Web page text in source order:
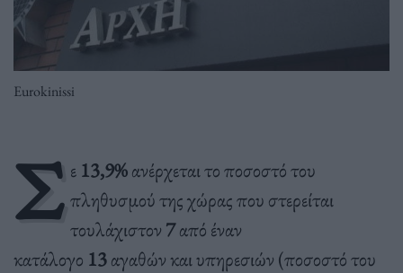
Eurokinissi
Σ ε 13,9%ανέρχεται το ποσοστό του
πληθυσμού της χώρας που στερείται
τουλάχιστον 7από έναν
κατάλογο 13αγαθών και υπηρεσιών (ποσοστό του